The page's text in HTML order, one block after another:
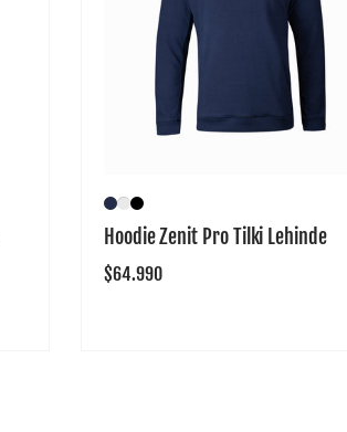
Hoodie Zenit Pro Tilki Lehinde
Precio
$64.990